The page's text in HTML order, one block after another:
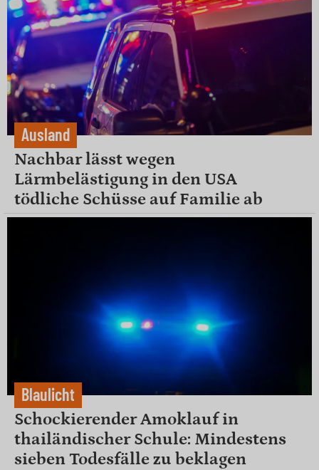
Ausland
Nachbar lässt wegen
Lärmbelästigung in den USA
tödliche Schüsse auf Familie ab
Blaulicht
Schockierender Amoklauf in
thailändischer Schule: Mindestens
sieben Todesfälle zu beklagen